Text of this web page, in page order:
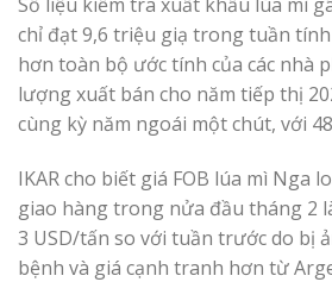
chỉ đạt 9,6 triệu giạ trong tuần
hơn toàn bộ ước tính của các nhà
lượng xuất bán cho năm tiếp thị
cùng kỳ năm ngoái một chút, với
IKAR cho biết giá FOB lúa mì Nga
giao hàng trong nửa đầu tháng 2
3 USD/tấn so với tuần trước do bị
bệnh và giá cạnh tranh hơn từ